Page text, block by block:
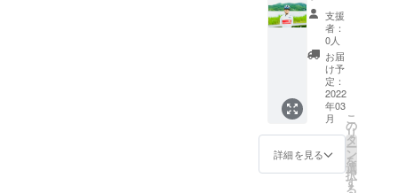
カード
来人選
手本人
からの
メッ
セージ
動画 現
地から
のレ
ポート
メール
帰国オ
フ時の
支援
者：
0人
お届
け予
定：
2022
年03
月
詳細を見る
こ
の
リ
タ
ー
ン
を
選
択
す
る